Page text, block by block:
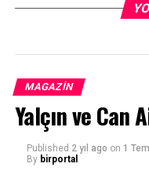
UP NEXT
DON'T MISS
Sinema ve televizyon
Büyüküstün, Madame
geçidindeki yerini
MAGAZIN
Yalçın ve
Published 2 yıl ago on 1
By birportal